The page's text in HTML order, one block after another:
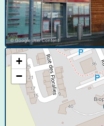
© Google User Content
+
−